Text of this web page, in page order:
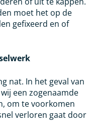
moet het op de
gefixeerd en of
nat. In het geval van
een zogenaamde
om te voorkomen
verloren gaat door